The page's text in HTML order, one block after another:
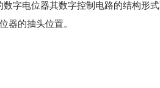
字电位器其数字控制电路的结构形
器的抽头位置。